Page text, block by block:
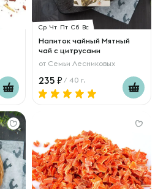
Ср Чт Пт Сб Вс
Напиток чайный Мятный
чай с цитрусами
от Семьи Лесниковых
235 / 40 г.